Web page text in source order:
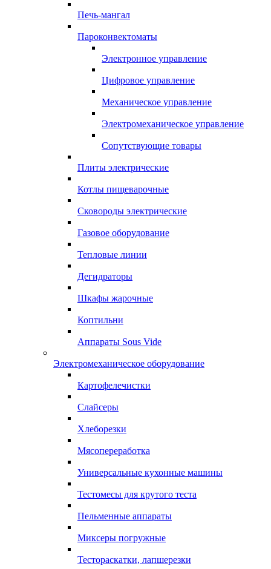
Печь-мангал
Пароконвектоматы
Электронное управление
Цифровое управление
Механическое управление
Электромеханическое управление
Сопутствующие товары
Плиты электрические
Котлы пищеварочные
Сковороды электрические
Газовое оборудование
Тепловые линии
Дегидраторы
Шкафы жарочные
Коптильни
Аппараты Sous Vide
Электромеханическое оборудование
Картофелечистки
Слайсеры
Хлеборезки
Мясопереработка
Универсальные кухонные машины
Тестомесы для крутого теста
Пельменные аппараты
Миксеры погружные
Тестораскатки, лапшерезки